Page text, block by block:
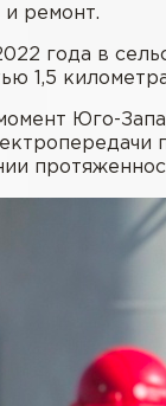
и ремонт.
2022 года в
1,5
Юго-